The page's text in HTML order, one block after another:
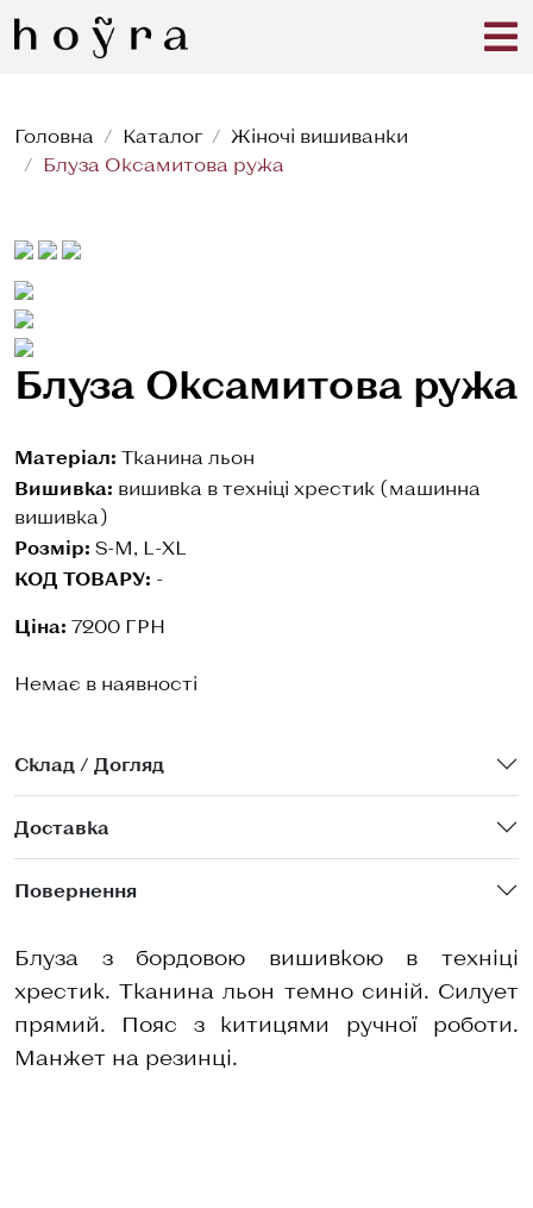
Головна Каталог
Жіночі вишиванки
Блуза Оксамитова ружа
Блуза Оксамитова ружа
Матеріал: Тканина льон
Вишивка: вишивка в техніці хрестик (машинна
вишивка)
Розмір: S-M, L-XL
КОД ТОВАРУ: -
Ціна: 7200 ГРН
Немає в наявності
Склад / Догляд
Доставка
Повернення
Блуза з бордовою вишивкою в техніці
хрестик. Тканина льон темно синій. Силует
прямий. Пояс з китицями ручної роботи.
Манжет на резинці.